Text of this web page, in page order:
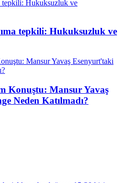
tepkili: Hukuksuzluk ve
Konuştu: Mansur Yavaş
Neden Katılmadı?